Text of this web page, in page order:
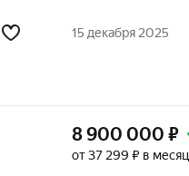
15 декабря 2025
8 900 000 ₽
от 37 299 ₽ в месяц